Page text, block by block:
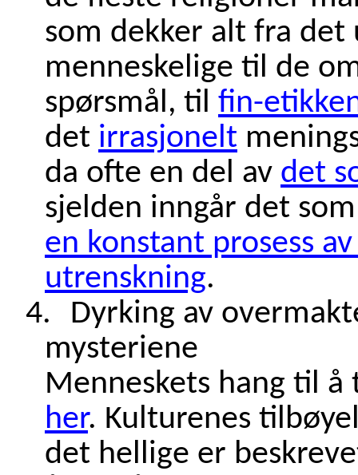
som dekker alt fra det
menneskelige til de
spørsmål, til fin-
det irrasjonelt
da ofte en del av det
sjelden inngår det
en konstant prosess
utrenskning.
4.
Dyrking av
mysteriene
Menneskets hang til
her. Kulturenes
det hellige er